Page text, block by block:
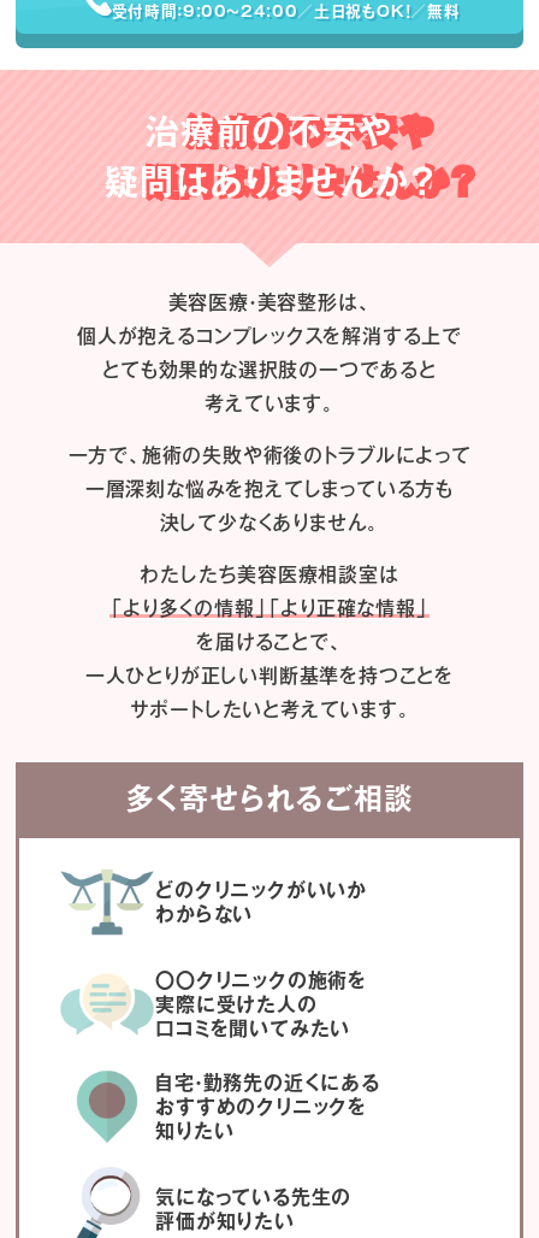
受付時間：9:00〜24:00／土日祝もOK！／無料
治療前の不安や
疑問はありませんか？
美容医療・美容整形は、
個人が抱えるコンプレックスを解消する上で
とても効果的な選択肢の一つであると
考えています。
一方で、施術の失敗や術後のトラブルによって
一層深刻な悩みを抱えてしまっている方も
決して少なくありません。
わたしたち美容医療相談室は
「より多くの情報」「より正確な情報」
を届けることで、
一人ひとりが正しい判断基準を持つことを
サポートしたいと考えています。
多く寄せられるご相談
どのクリニックがいいか
わからない
〇〇クリニックの施術を
実際に受けた人の
口コミを聞いてみたい
自宅・勤務先の近くにある
おすすめのクリニックを
知りたい
気になっている先生の
評価が知りたい